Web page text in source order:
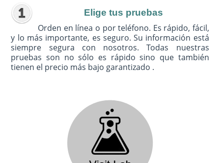
Elige tus pruebas
Orden en línea o por teléfono. Es rápido, fácil,
y lo más importante, es seguro. Su información está
siempre segura con nosotros. Todas nuestras
pruebas son no sólo es rápido sino que también
tienen el precio más bajo garantizado .